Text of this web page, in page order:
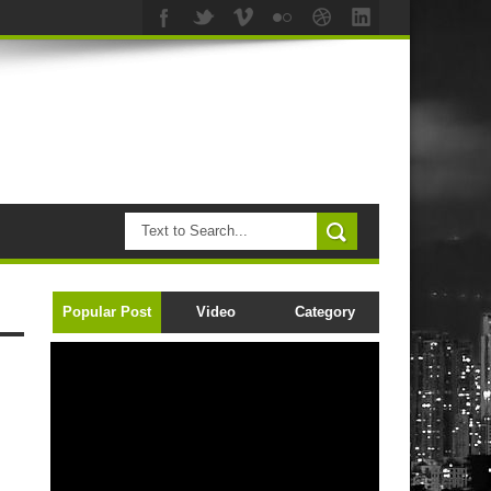
Popular Post Video Category